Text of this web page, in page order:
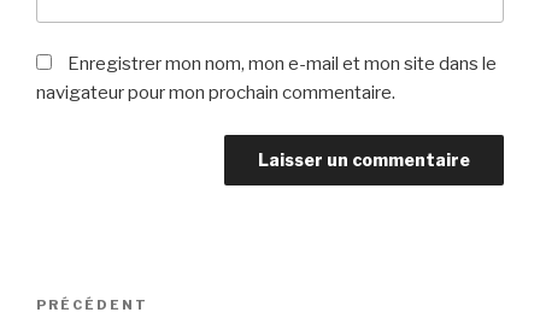
Enregistrer mon nom, mon e-mail et mon site dans le
navigateur pour mon prochain commentaire.
PRÉCÉDENT